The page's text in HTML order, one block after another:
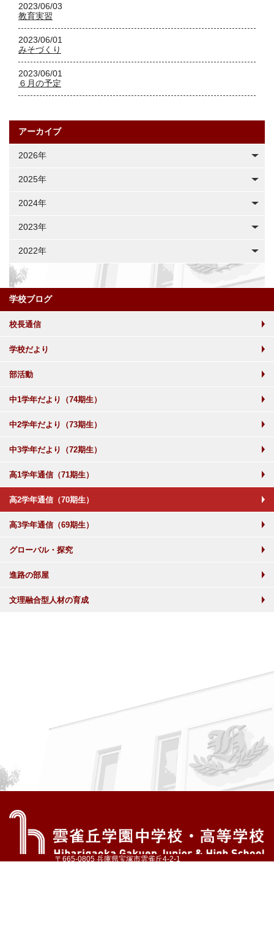
2023/06/03
教育実習
2023/06/01
みそづくり
2023/06/01
６月の予定
アーカイブ
2026年
2025年
2024年
2023年
2022年
学校ブログ
校長通信
学校だより
部活動
中1学年だより（74期生）
中2学年だより（73期生）
中3学年だより（72期生）
高1学年通信（71期生）
高2学年通信（70期生）
高3学年通信（69期生）
グローバル・探究
進路の部屋
文理融合型人材の育成
〒665-0805 兵庫県宝塚市雲雀丘4-2-1